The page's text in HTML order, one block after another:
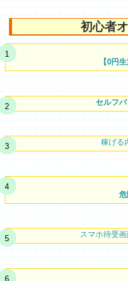
初心者
【0円
セルフ
稼げる
スマホ待受